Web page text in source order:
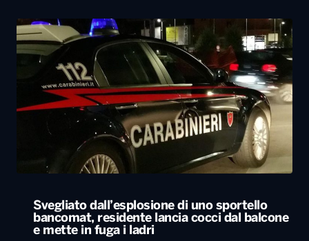
Svegliato dall’esplosione di uno sportello
bancomat, residente lancia cocci dal balcone
e mette in fuga i ladri